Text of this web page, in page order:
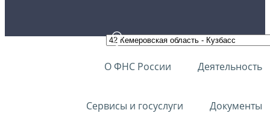
О ФНС России Деятельность
Сервисы и госуслуги Документы